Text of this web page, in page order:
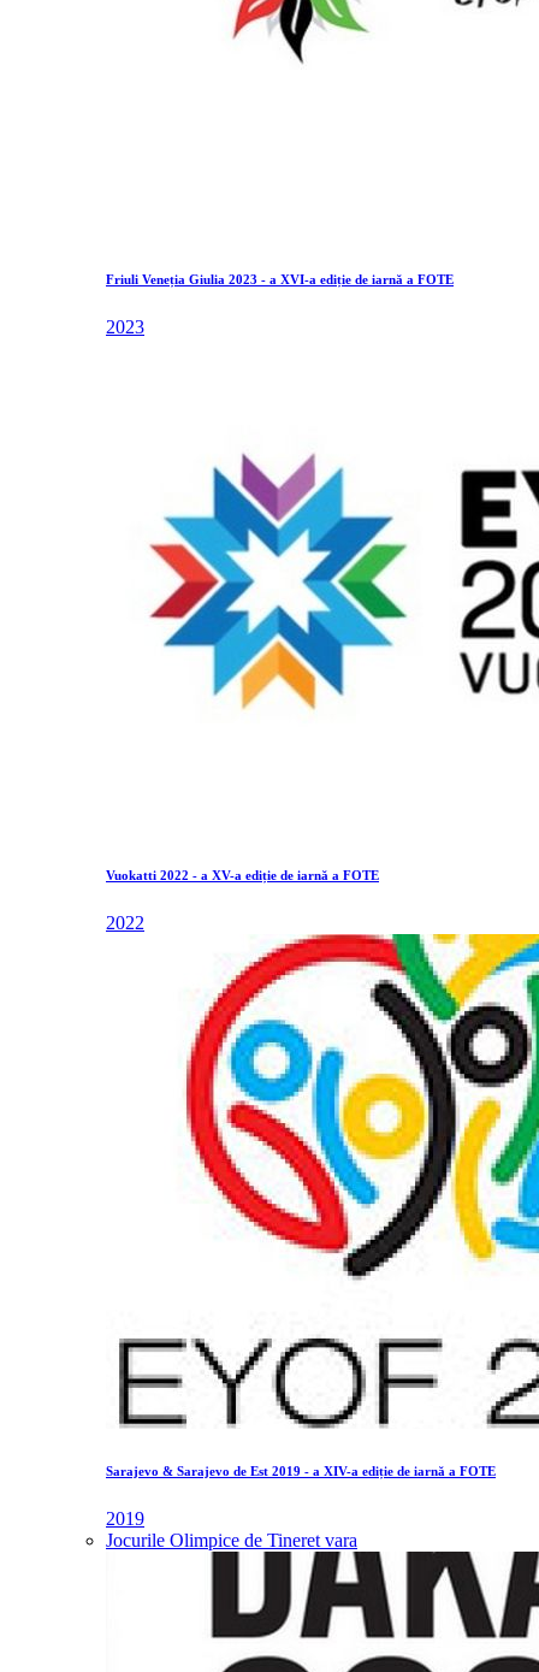
Friuli Veneția Giulia 2023 - a XVI-a ediție de iarnă a FOTE
2023
Vuokatti 2022 - a XV-a ediție de iarnă a FOTE
2022
Sarajevo & Sarajevo de Est 2019 - a XIV-a ediție de iarnă a FOTE
2019
Jocurile Olimpice de Tineret vara